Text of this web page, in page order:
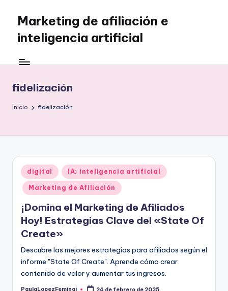
Saltar
contenido
Marketing de afiliación e
inteligencia artificial
fidelización
Inicio fidelización
Publicado
en
digital IA: inteligencia artificial
Marketing de Afiliación
¡Domina el Marketing de Afiliados
Hoy! Estrategias Clave del «State Of
Create»
Descubre las mejores estrategias para afiliados según el
informe "State Of Create". Aprende cómo crear
contenido de valor y aumentar tus ingresos.
PaulaLopezFeminai